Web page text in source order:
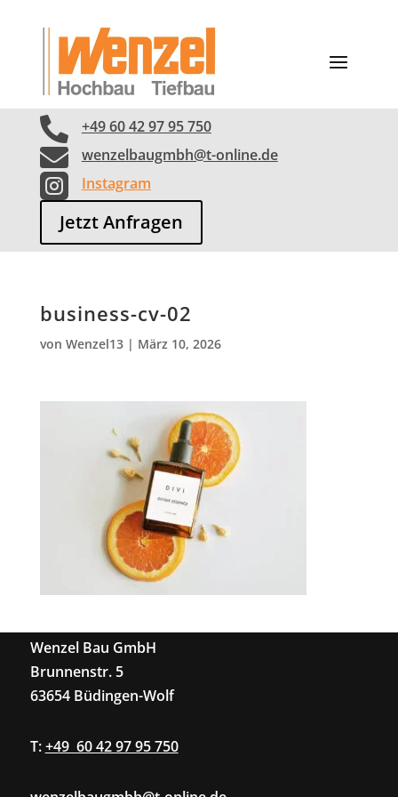
 +49 60 42 97 95 750
 wenzelbaugmbh@t-online.de
 Instagram
Jetzt Anfragen
business-cv-02
von Wenzel13| März 10, 2026
Wenzel Bau GmbH
Brunnenstr. 5
63654 Büdingen-Wolf
T:+49 60 42 97 95 750